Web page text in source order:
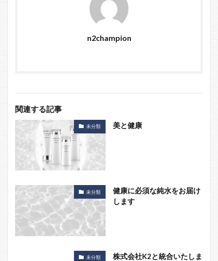
n2champion
関連する記事
未分類 美と健康
未分類
健康に必須な純水をお届け
します
未分類
株式会社K2と統合いたしま